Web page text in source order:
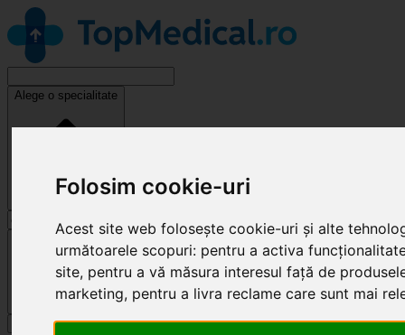
Folosim cookie-uri
Acest site web folosește cookie-uri și alte
următoarele scopuri: pentru a activa
site, pentru a vă măsura interesul față de
marketing, pentru a livra reclame care sunt mai
Alege o specialitate
Cluj-Napoca